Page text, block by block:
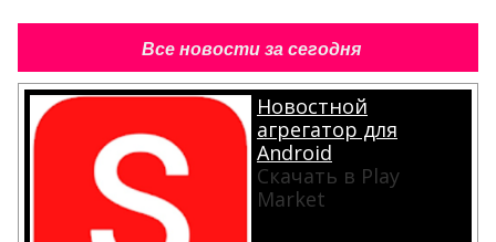
Все новости за сегодня
Новостной
агрегатор для
Android
Скачать в Play
Market